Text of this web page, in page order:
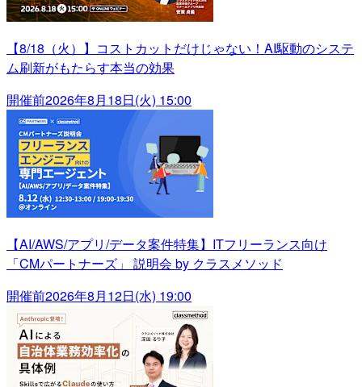
【8/18（火）】コストカットだけじゃない！AI駆動のシステ
ム刷新がもたらす本当の効果
開催前2026年8月18日(火) 15:00
【AI/AWS/アプリ/データ案件特集】ITフリーランス向け
「CMパートナーズ」 説明会 by クラスメソッド
開催前2026年8月12日(水) 19:00